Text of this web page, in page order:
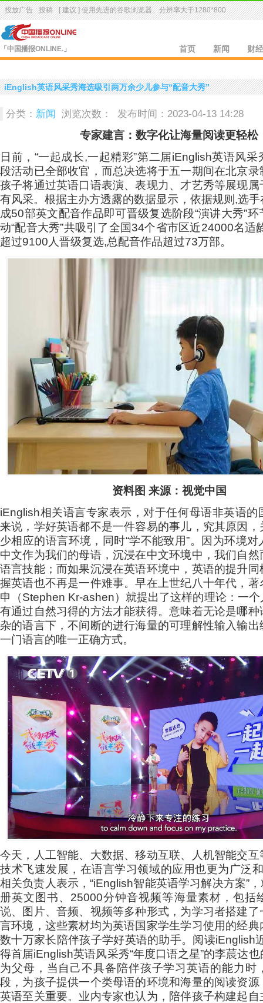
投放广告 投稿 [ 建议 ] 使用先进的谷歌浏览器。分辨率大于1280*800
「中国播报ONLINE.」 首页 新闻 财经
iEnglish英语风采秀海选吸引两万余少儿参与“配音大秀”
分类： 新闻 浏览次数： 发布时间：2023-04-13 14:28
专家建言：数字化让海量阅读更轻松
日前，“一起成长,一起精彩”第二届iEnglish英语风
段活动已全部收官，而总决选将于五一期间在北京
孩子将通过英语口语表演、表现力、才艺秀等展现
有风采。根据主办方透露的数据显示，依据规则,选
成50部英文配音作品即可晋级复选阶段“演讲大秀”
动“配音大秀”共吸引了全国34个省市区近24000名适
超过9100人晋级复选,总配音作品超过73万部。
资料图 来源：视觉中国
iEnglish相关语言专家表示，对于任何母语非英语的
来说，学好英语都不是一件容易的事儿，究其原因
少相应的语言环境，同时“学不能致用”。因为环境
中文作为我们的母语，沉浸在中文环境中，我们自
语言技能；而如果沉浸在英语环境中，英语的提升
握英语也不再是一件难事。早在上世纪八十年代，
申（Stephen Kr-ashen）就提出了这样的理论：一
有通过自然习得的方法才能获得。意味着无论是哪
杂的语言下，不间断的进行海量的可理解性输入输
一门语言的唯一正确方式。
今天，人工智能、大数据、移动互联、人机智能交
技术飞速发展，在语言学习领域的应用也更为广泛
相关负责人表示，“iEnglish智能英语学习解决方案”
册英文图书、25000分钟音视频等海量素材，包括
说、图片、音频、视频等多种形式，为学习者搭建
言环境，这些素材均为英语国家学生学习使用的经
数十万家长陪伴孩子学好英语的助手。阅读iEnglish
得首届iEnglish英语风采秀“年度口语之星”的李莀达
为父母，当自己不具备陪伴孩子学习英语的能力时
段，为孩子提供一个类母语的环境和海量的阅读资
英语至关重要。业内专家也认为，陪伴孩子构建起